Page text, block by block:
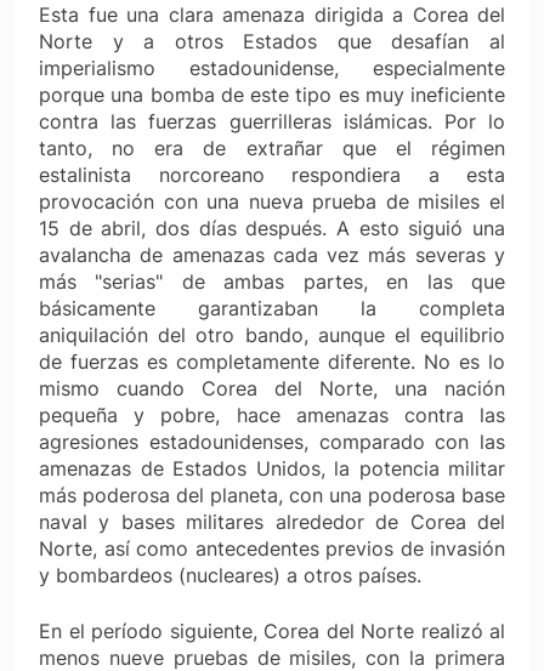
Esta fue una clara amenaza dirigida a Corea del
Norte y a otros Estados que desafían al
imperialismo estadounidense, especialmente
porque una bomba de este tipo es muy ineficiente
contra las fuerzas guerrilleras islámicas. Por lo
tanto, no era de extrañar que el régimen
estalinista norcoreano respondiera a esta
provocación con una nueva prueba de misiles el
15 de abril, dos días después. A esto siguió una
avalancha de amenazas cada vez más severas y
más "serias" de ambas partes, en las que
básicamente garantizaban la completa
aniquilación del otro bando, aunque el equilibrio
de fuerzas es completamente diferente. No es lo
mismo cuando Corea del Norte, una nación
pequeña y pobre, hace amenazas contra las
agresiones estadounidenses, comparado con las
amenazas de Estados Unidos, la potencia militar
más poderosa del planeta, con una poderosa base
naval y bases militares alrededor de Corea del
Norte, así como antecedentes previos de invasión
y bombardeos (nucleares) a otros países.
En el período siguiente, Corea del Norte realizó al
menos nueve pruebas de misiles, con la primera